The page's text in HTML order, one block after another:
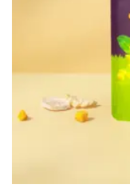
authentischen
Voller Energie
Reich an
Ballaststoffen –
Leben gehen.